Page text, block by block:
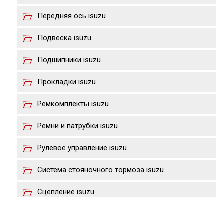
Передняя ось isuzu
Подвеска isuzu
Подшипники isuzu
Прокладки isuzu
Ремкомплекты isuzu
Ремни и патрубки isuzu
Рулевое управление isuzu
Система стояночного тормоза isuzu
Сцепление isuzu